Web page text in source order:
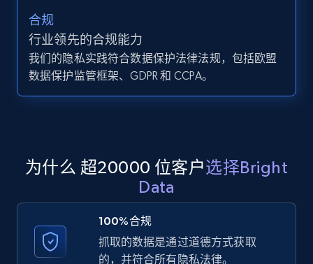
Zpid, City, State, HomeStatus, Address,
IsListingClaimedByCurrentSignedInUser,
IsCurrentSignedInAgentResponsible, Bedrooms,
and more.
URL, ID, User id, Use url, Title, Headline, Post
text, Date posted, and more.
11.3K+ 1.5K+ 注册使用
合规
行业领先的合规能力
我们的隐私实践符合数据保护法律法规，包括欧盟
数据保护监管框架、GDPR 和 CCPA。
为什么 超20000 位客户选择Bright
Data
100%合规
抓取的数据是通过道德方式获取
的，并符合所有隐私法律。